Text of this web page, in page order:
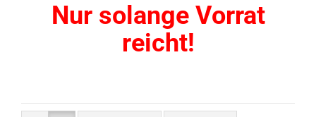
Nur solange Vorrat
reicht!